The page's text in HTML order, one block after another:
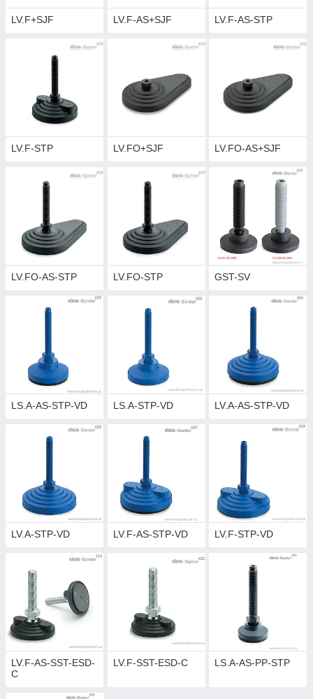
LV.F+SJF LV.F-AS+SJF LV.F-AS-STP
LV.F-STP LV.FO+SJF LV.FO-AS+SJF
LV.FO-AS-STP LV.FO-STP GST-SV
LS.A-AS-STP-VD LS.A-STP-VD LV.A-AS-STP-VD
LV.A-STP-VD LV.F-AS-STP-VD LV.F-STP-VD
LV.F-AS-SST-ESD-
C
LV.F-SST-ESD-C LS.A-AS-PP-STP